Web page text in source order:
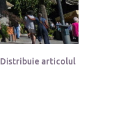
Distribuie articolul